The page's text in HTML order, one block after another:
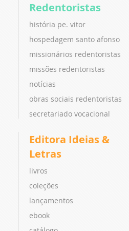
Redentoristas
história pe. vitor
hospedagem santo afonso
missionários redentoristas
missões redentoristas
notícias
obras sociais redentoristas
secretariado vocacional
Editora Ideias &
Letras
livros
coleções
lançamentos
ebook